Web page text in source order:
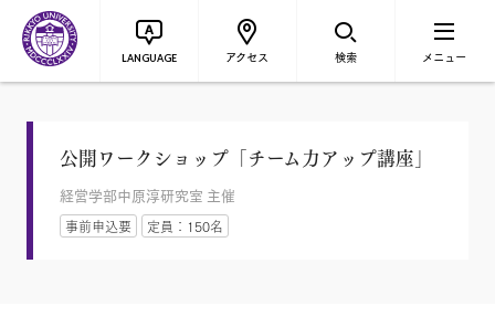
LANGUAGE アクセス 検索 メニュー
公開ワークショップ「チーム力アップ講座」
経営学部中原淳研究室 主催
事前申込要
定員：150名